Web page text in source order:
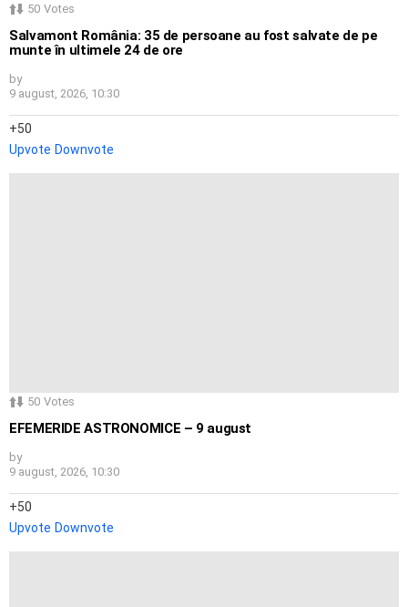
50 Votes
Salvamont România: 35 de persoane au fost salvate de pe
munte în ultimele 24 de ore
by
9 august, 2026, 10:30
50
Upvote Downvote
50 Votes
EFEMERIDE ASTRONOMICE – 9 august
by
9 august, 2026, 10:30
50
Upvote Downvote